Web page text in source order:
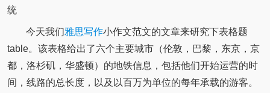
统
今天我们雅思写作小作文范文的文章来研究下表格题
table。该表格给出了六个主要城市（伦敦，巴黎，东京，京
都，洛杉矶，华盛顿）的地铁信息，包括他们开始运营的时
间，线路的总长度，以及以百万为单位的每年承载的游客。